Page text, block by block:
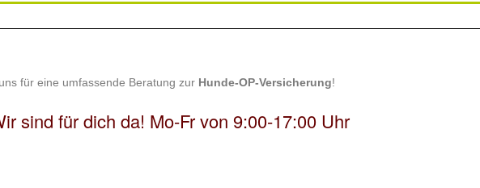
für eine umfassende Beratung zur Hunde-OP-Versicherung!
sind für dich da! Mo-Fr von 9:00-17:00 Uhr